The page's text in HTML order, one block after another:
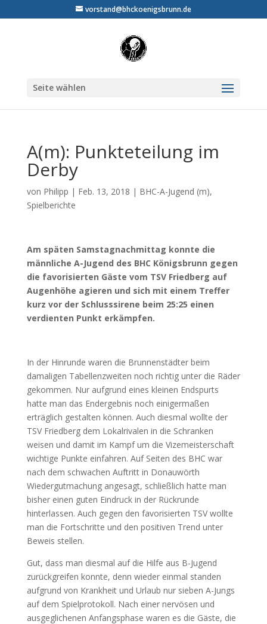
vorstand@bhckoenigsbrunn.de
Seite wählen
A(m): Punkteteilung im
Derby
von Philipp | Feb. 13, 2018 | BHC-A-Jugend (m),
Spielberichte
Am späten Samstagnachmittag konnte die
männliche A-Jugend des BHC Königsbrunn gegen
die favorisierten Gäste vom TSV Friedberg auf
Augenhöhe agieren und sich mit einem Treffer
kurz vor der Schlusssirene beim 25:25 einen
verdienten Punkt erkämpfen.
In der Hinrunde waren die Brunnenstädter beim
damaligen Tabellenzweiten noch richtig unter die Räder
gekommen. Nur aufgrund eines kleinen Endspurts
hatte man das Endergebnis noch einigermaßen
erträglich gestalten können. Auch diesmal wollte der
TSV Friedberg dem Lokalrivalen in die Schranken
weisen und damit im Kampf um die Vizemeisterschaft
wichtige Punkte einfahren. Auf Seiten des BHC war
nach dem schwachen Auftritt in Donauwörth
Wiedergutmachung angesagt, schließlich hatte man
bisher einen guten Eindruck in der Rückrunde
hinterlassen. Auch gegen den favorisierten TSV wollte
man die Fortschritte und den positiven Trend unter
Beweis stellen.
Gut, dass man diesmal auf die Hilfe aus B-Jugend
zurückgreifen konnte, denn wieder einmal standen
aufgrund von Krankheit und Urlaub nur sieben A-Jungs
auf dem Spielprotokoll. Nach einer nervösen und
ausgeglichenen Anfangsphase waren es die Gäste, die